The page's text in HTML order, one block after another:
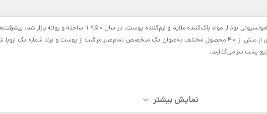
یک برند معروف اروپایی که مقر اصلی آن در فرانسه است .اولین محصول موستلا که
دوران آغاز شد و تا به امروز با رشد چشم‌گیری ادامه داشته است. امروزه موستلا با برخورداری از بیش از 40 محصول مختلف به‌عنوان یک متخصص
پشت سر می‌گذارند.